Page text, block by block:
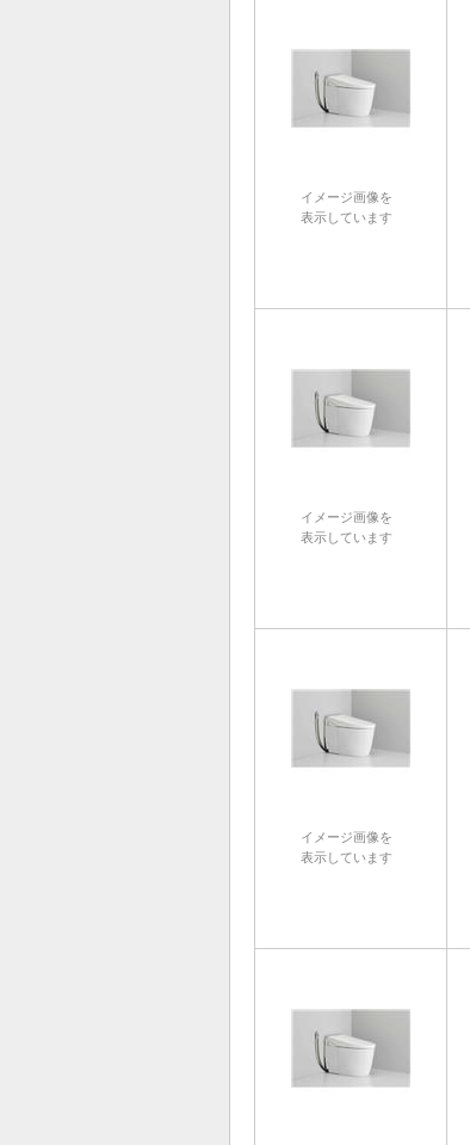
イメージ画像を
表示しています
イメージ画像を
表示しています
イメージ画像を
表示しています